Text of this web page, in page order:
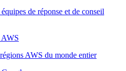
de réponse et de conseil
AWS
AWS du monde entier